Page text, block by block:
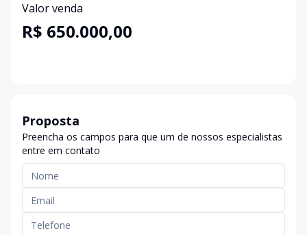
Valor venda
R$ 650.000,00
Proposta
Preencha os campos para que um de nossos especialistas
entre em contato